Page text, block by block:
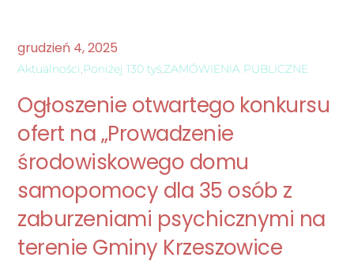
grudzień 4,2025
Aktualności,Poniżej 130 tyś,ZAMÓWIENIA PUBLICZNE
Ogłoszenie otwartego konkursu
ofert na „Prowadzenie
środowiskowego domu
samopomocy dla 35 osób z
zaburzeniami psychicznymi na
terenie Gminy Krzeszowice